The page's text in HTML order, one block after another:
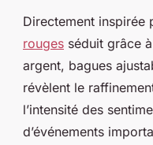
Directement inspirée
rouges séduit grâce
argent, bagues
révèlent le
l’intensité des
d’événements